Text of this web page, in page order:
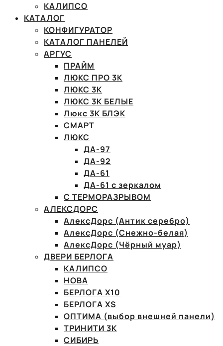
КАЛИПСО
КАТАЛОГ
КОНФИГУРАТОР
КАТАЛОГ ПАНЕЛЕЙ
АРГУС
ПРАЙМ
ЛЮКС ПРО 3К
ЛЮКС 3К
ЛЮКС 3К БЕЛЫЕ
Люкс 3К БЛЭК
СМАРТ
ЛЮКС
ДА-97
ДА-92
ДА-61
ДА-61 с зеркалом
С ТЕРМОРАЗРЫВОМ
АЛЕКСДОРС
АлексДорс (Антик серебро)
АлексДорс (Снежно-белая)
АлексДорс (Чёрный муар)
ДВЕРИ БЕРЛОГА
КАЛИПСО
НОВА
БЕРЛОГА Х10
БЕРЛОГА XS
ОПТИМА (выбор внешней панели)
ТРИНИТИ 3К
СИБИРЬ